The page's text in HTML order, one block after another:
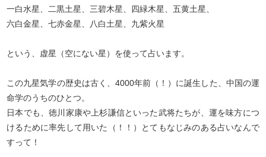
一白水星、二黒土星、三碧木星、四緑木星、五黄土星、
六白金星、七赤金星、八白土星、九紫火星
という、虚星（空にない星）を使って占います。
この九星気学の歴史は古く、4000年前（！）に誕生した、中国の運
命学のうちのひとつ。
日本でも、徳川家康や上杉謙信といった武将たちが、運を味方につ
けるために率先して用いた（！！）とてもなじみのある占いなんで
すって！